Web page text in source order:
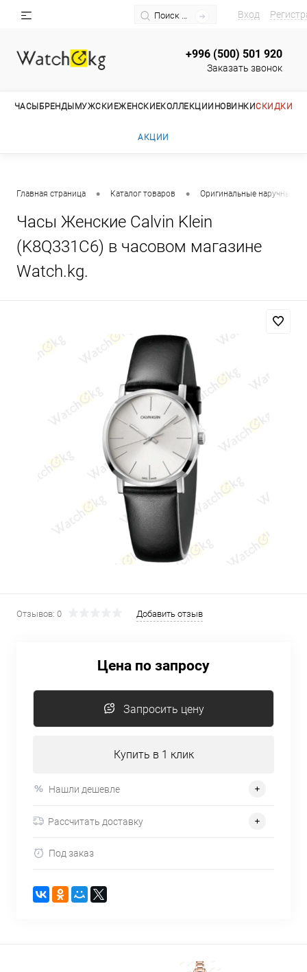
Вход
+996 (500) 501 920
Заказать звонок
ЧАСЫ БРЕНДЫ МУЖСКИЕЖЕНСКИЕКОЛЛЕКЦИИ НОВИНКИСКИДКИ
АКЦИИ
Главная страница • Каталог товаров • Оригинальные наручные
Часы Женские Calvin Klein
(K8Q331C6) в часовом магазине
Watch.kg.
Отзывов: 0 Добавить отзыв
Цена по запросу
Запросить цену
Купить в 1 клик
Нашли дешевле
Рассчитать доставку
Под заказ